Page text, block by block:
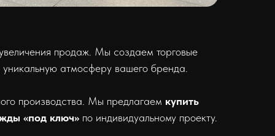
продаж. Мы создаем торговые
атмосферу вашего бренда.
производства. Мы предлагаем купить
«под ключ» по индивидуальному проекту.